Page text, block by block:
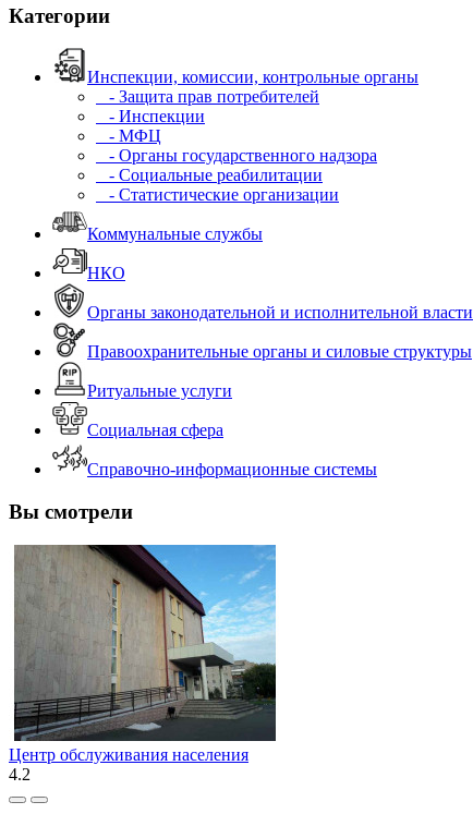
Категории
Инспекции, комиссии, контрольные органы
- Защита прав потребителей
- Инспекции
- МФЦ
- Органы государственного надзора
- Социальные реабилитации
- Статистические организации
Коммунальные службы
НКО
Органы законодательной и исполнительной власти
Правоохранительные органы и силовые структуры
Ритуальные услуги
Социальная сфера
Справочно-информационные системы
Вы смотрели
Центр обслуживания населения
4.2